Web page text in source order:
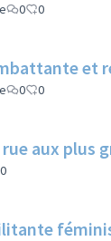
0 0
et
0 0
aux plus
0